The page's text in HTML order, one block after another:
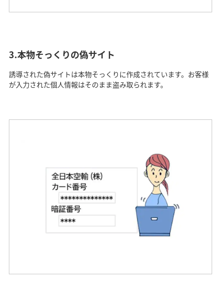
3.本物そっくりの偽サイト
誘導された偽サイトは本物そっくりに作成されています。お客様
が入力された個人情報はそのまま盗み取られます。